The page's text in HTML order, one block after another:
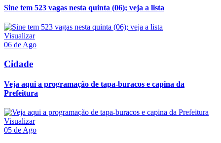
Sine tem 523 vagas nesta quinta (06); veja a lista
Visualizar
06 de Ago
Cidade
Veja aqui a programação de tapa-buracos e capina da
Prefeitura
Visualizar
05 de Ago